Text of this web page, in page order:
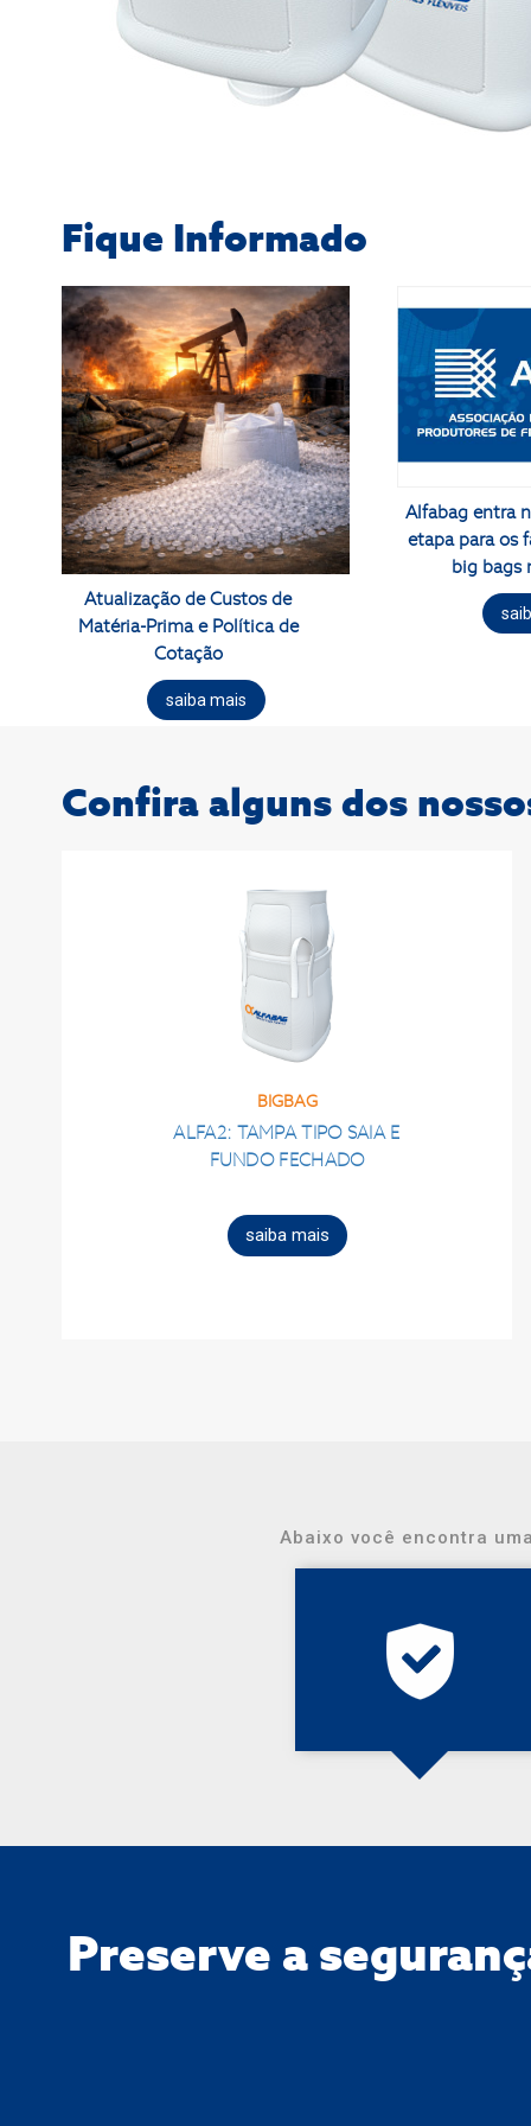
Fique Informado
Atualização de Custos de
Matéria-Prima e Política de
Cotação
saiba mais
Alfabag entra
etapa para os
big bags
Confira alguns dos
BIGBAG
ALFA2: TAMPA TIPO SAIA E
FUNDO FECHADO
saiba mais
Abaixo você encontra
Preserve a